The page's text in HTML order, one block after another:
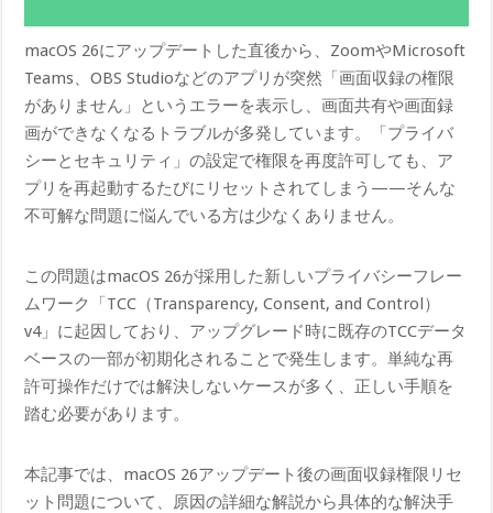
macOS 26にアップデートした直後から、ZoomやMicrosoft
Teams、OBS Studioなどのアプリが突然「画面収録の権限
がありません」というエラーを表示し、画面共有や画面録
画ができなくなるトラブルが多発しています。「プライバ
シーとセキュリティ」の設定で権限を再度許可しても、ア
プリを再起動するたびにリセットされてしまう——そんな
不可解な問題に悩んでいる方は少なくありません。
この問題はmacOS 26が採用した新しいプライバシーフレー
ムワーク「TCC（Transparency, Consent, a​nd Control）
v4」に起因しており、アップグレード時に既存のTCCデータ
ベースの一部が初期化されることで発生します。単純な再
許可操作だけでは解決しないケースが多く、正しい手順を
踏む必要があります。
本記事では、macOS 26アップデート後の画面収録権限リセ
ット問題について、原因の詳細な解説から具体的な解決手